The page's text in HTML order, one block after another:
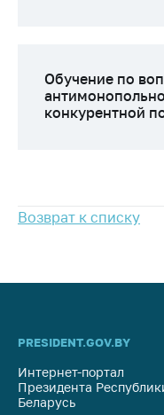
обсуждение
проектов
ведения
общественного
питания,
обслуживания
Обучение по
Обучение по
конкурентной
Возврат к списку
PRESIDENT.GOV.BY
Интернет-портал
Президента
Беларусь